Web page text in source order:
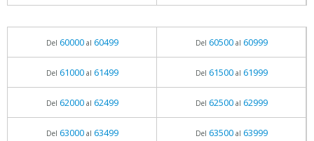
Del 60000al 60499 Del 60500al 60999
Del 61000al 61499 Del 61500al 61999
Del 62000al 62499 Del 62500al 62999
Del 63000al 63499 Del 63500al 63999